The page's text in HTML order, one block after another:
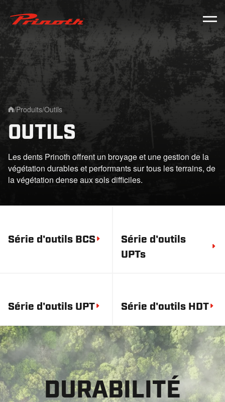
Prinoth - Corporate Website
/Produits/Outils
OUTILS
Les dents Prinoth offrent un broyage et une gestion de la
végétation durables et performants sur tous les terrains, de
la végétation dense aux sols difficiles.
Série d'outils BCS
Série d'outils
UPTs
Série d'outils UPT Série d'outils HDT
DURABILITÉ